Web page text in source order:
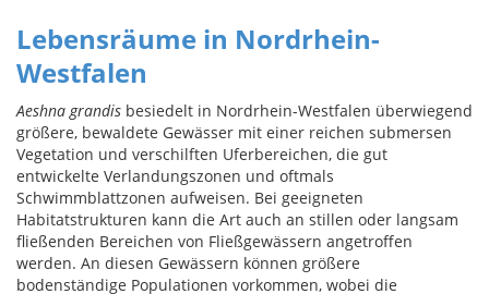
Lebensräume in Nordrhein-
Westfalen
Aeshna grandis besiedelt in Nordrhein-Westfalen überwiegend
größere, bewaldete Gewässer mit einer reichen submersen
Vegetation und verschilften Uferbereichen, die gut
entwickelte Verlandungszonen und oftmals
Schwimmblattzonen aufweisen. Bei geeigneten
Habitatstrukturen kann die Art auch an stillen oder langsam
fließenden Bereichen von Fließgewässern angetroffen
werden. An diesen Gewässern können größere
bodenständige Populationen vorkommen, wobei die